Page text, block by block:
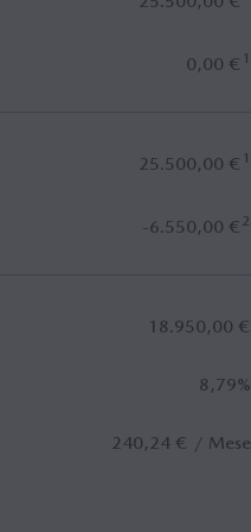
0,00 € 1
25.500,00 € 1
-6.550,00 € 2
18.950,00 €
8,79%
240,24 € / Mese